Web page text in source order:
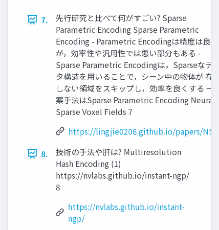
7.
先行研究と比べて何がすごい? Sparse
Parametric Encoding Sparse Parametric
Encoding - Parametric Encodingは精度は良い
が，効率性や汎用性では悪い部分もある -
Sparse Parametric Encodingは，Sparseなデ
タ構造を用いることで，シーン中の物体が 存
しない領域をスキップし，効率を良くする →
案手法はSparse Parametric Encoding Neural
Sparse Voxel Fields 7
https://lingjie0206.github.io/papers/
8.
技術の手法や肝は? Multiresolution
Hash Encoding (1)
https://nvlabs.github.io/instant-ngp/
8
https://nvlabs.github.io/instant-
ngp/